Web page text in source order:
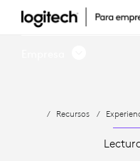
LA
DICKINSON
Recursos